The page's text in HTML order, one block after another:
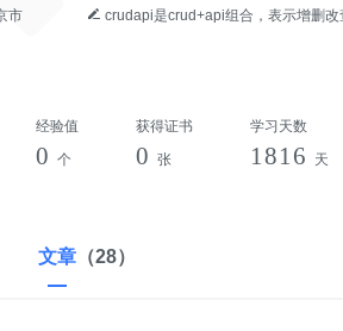
市
经验值
0 个
获得证书
0 张
学习天数
1816 天
文章 （28）